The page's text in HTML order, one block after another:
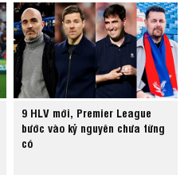
9 HLV mới, Premier League
bước vào kỷ nguyên chưa từng
có